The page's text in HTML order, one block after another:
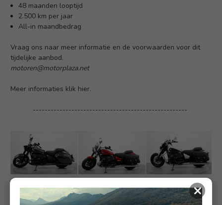
48 maanden looptijd
2.500 km per jaar
All-in maandbedrag
Vraag ons naar meer informatie en de voorwaarden voor dit
tijdelijke aanbod.
motoren@motorplaza.net
Meer informaties klik hier.
----------------------------------------------------
BMW R 18 Nu Éxtra Voordelig ×